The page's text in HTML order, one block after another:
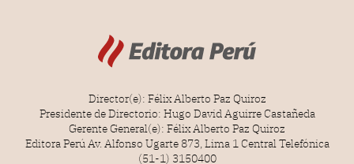
Director(e): Félix Alberto Paz Quiroz
Presidente de Directorio: Hugo David Aguirre Castañeda
Gerente General(e): Félix Alberto Paz Quiroz
Editora Perú Av. Alfonso Ugarte 873, Lima 1 Central Telefónica
(51-1) 3150400